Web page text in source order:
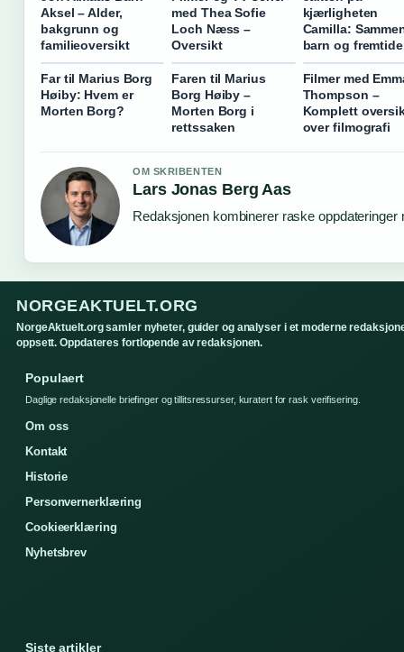
Aksel – Alder,
bakgrunn og
familieoversikt
med Thea Sofie
Loch Næss –
Oversikt
kjærligheten
Camilla:
barn og
Far til Marius Borg
Høiby: Hvem er
Morten Borg?
Faren til Marius
Borg Høiby –
Morten Borg i
rettssaken
Filmer med
Thompson –
Komplett
over filmografi
OM SKRIBENTEN
Lars Jonas Berg Aas
Redaksjonen kombinerer raske oppdateringer
NORGEAKTUELT.ORG
NorgeAktuelt.org samler nyheter, guider og analyser i et moderne
oppsett. Oppdateres fortlopende av redaksjonen.
Populaert
Daglige redaksjonelle briefinger og tillitsressurser, kuratert for rask verifisering.
Om oss
Kontakt
Historie
Personvernerklæring
Cookieerklæring
Nyhetsbrev
Siste artikler